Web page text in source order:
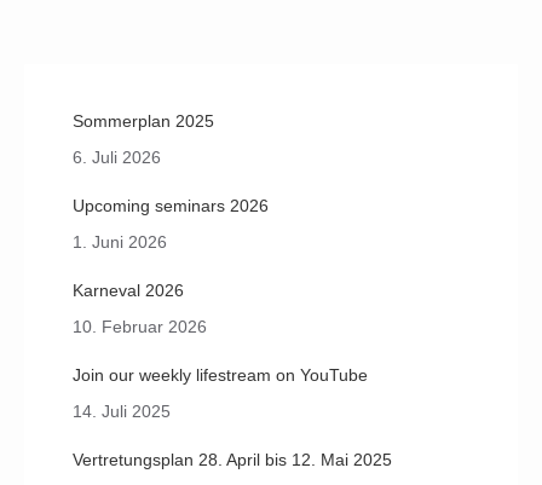
Sommerplan 2025
6. Juli 2026
Upcoming seminars 2026
1. Juni 2026
Karneval 2026
10. Februar 2026
Join our weekly lifestream on YouTube
14. Juli 2025
Vertretungsplan 28. April bis 12. Mai 2025